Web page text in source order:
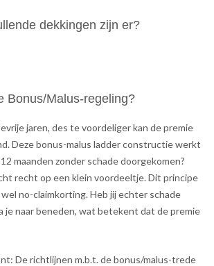
dekkingen zijn er?
Bonus/Malus-regeling?
jaren, des te voordeliger kan de premie
Deze bonus-malus ladder constructie werkt
maanden zonder schade doorgekomen?
recht op een klein voordeeltje. Dit principe
no-claimkorting. Heb jij echter schade
je naar beneden, wat betekent dat de premie
De richtlijnen m.b.t. de bonus/malus-trede